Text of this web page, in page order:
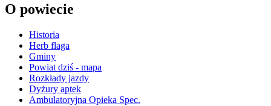
O powiecie
Historia
Herb flaga
Gminy
Powiat dziś - mapa
Rozkłady jazdy
Dyżury aptek
Ambulatoryjna Opieka Spec.